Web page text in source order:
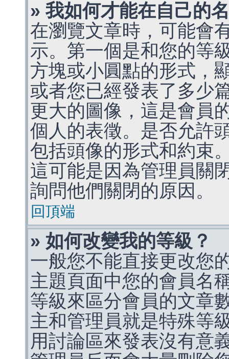
» 我如何才能在自己的
在瀏覽文章時，可能會
示。第一個是和您的等
方塊或小圓點的形式，
或者您已經發表了多少
更大的圖像，這是會員
個人的表徵。是否允許
包括頭像的形式和約束
這可能是因為管理員關
詢問他們關閉的原因。
回頂端
» 如何改變我的等級？
一般您不能直接更改您
主題頁面中您的會員名
等級來區分會員的文章
主和管理員就是特殊等
用討論區來發表沒有意